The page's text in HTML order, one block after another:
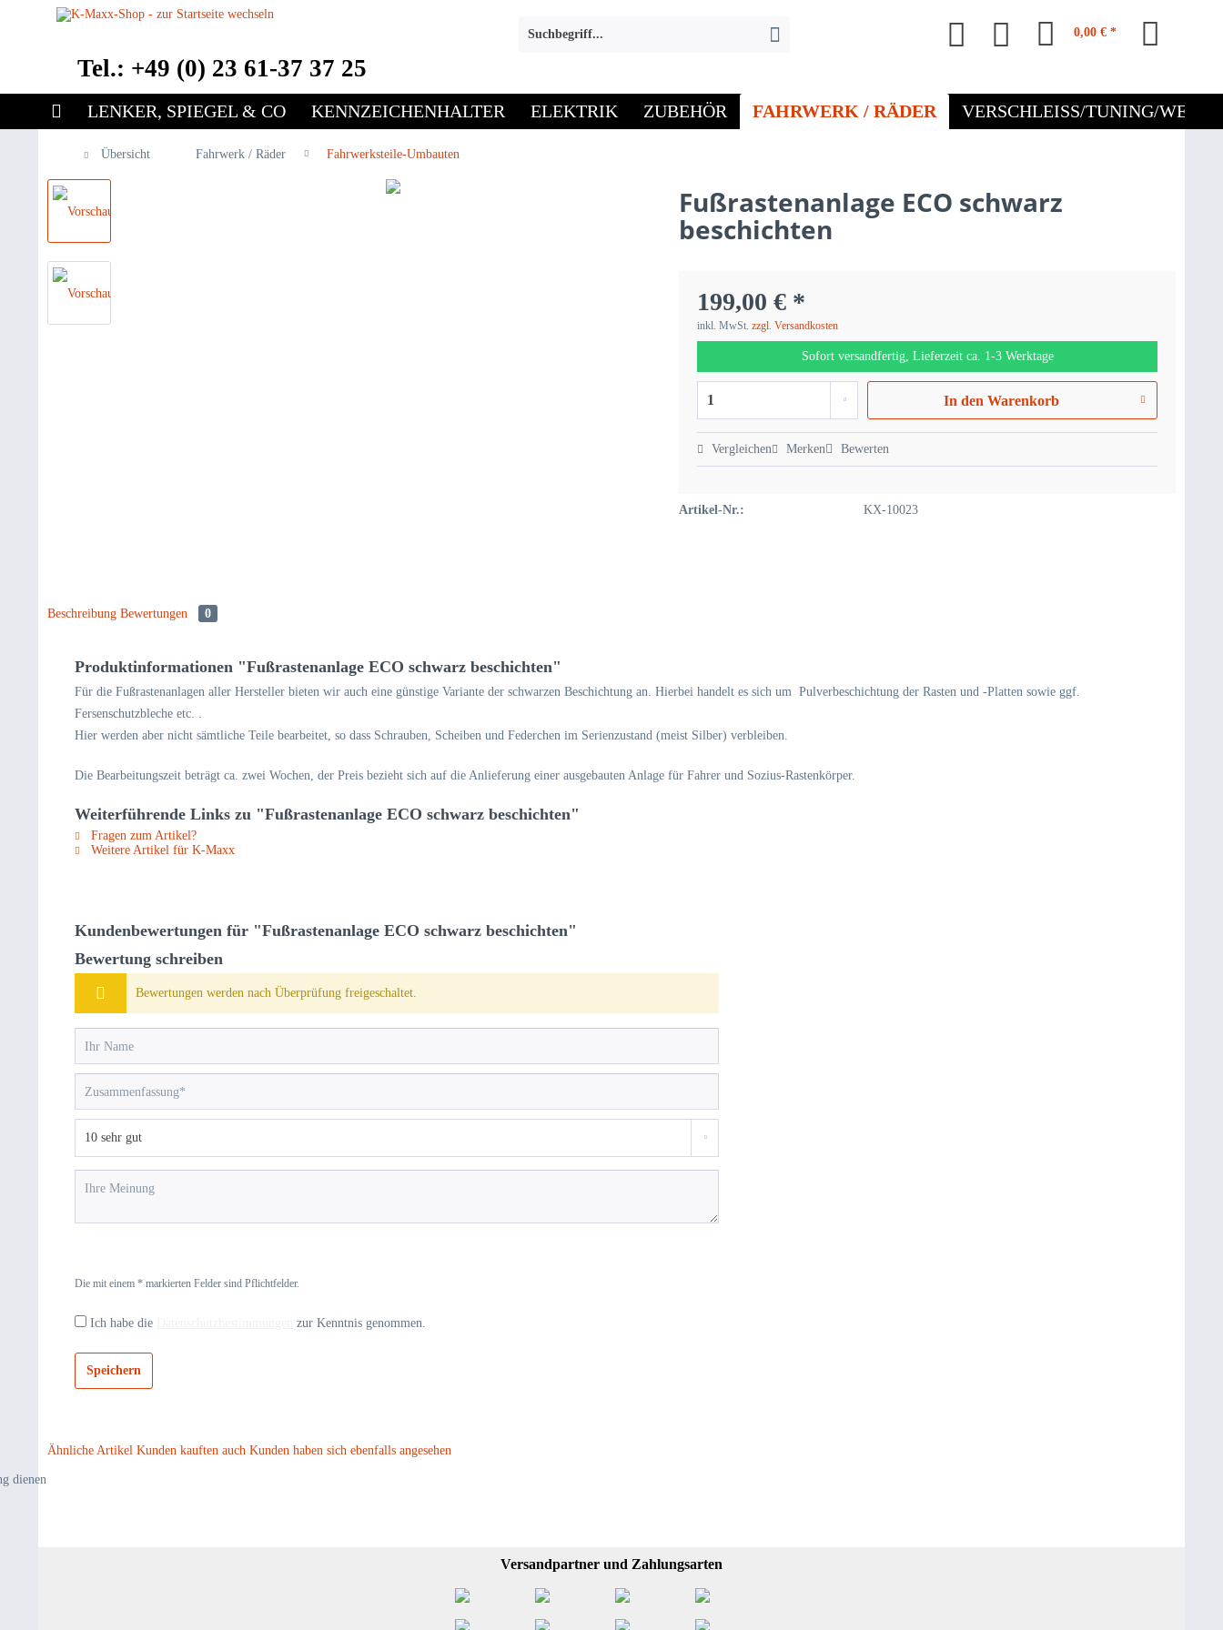
Tel.: +49 (0) 23 61-37 37 25
0,00 € *
LENKER, SPIEGEL & CO KENNZEICHENHALTER ELEKTRIK ZUBEHÖR FAHRWERK / RÄDER VERSCHLEISS/TUNING/
Übersicht Fahrwerk / Räder Fahrwerksteile-Umbauten
Fußrastenanlage ECO schwarz
beschichten
199,00 € *
inkl. MwSt.zzgl. Versandkosten
Sofort versandfertig, Lieferzeit ca. 1-3 Werktage
In den Warenkorb
Vergleichen Merken Bewerten
Artikel-Nr.: KX-10023
Beschreibung Bewertungen 0
Produktinformationen "Fußrastenanlage ECO schwarz beschichten"
Für die Fußrastenanlagen aller Hersteller bieten wir auch eine günstige Variante der schwarzen Beschichtung an. Hierbei handelt es sich um Pulverbeschichtung der Rasten und -Platten sowie ggf.
Fersenschutzbleche etc. .
Hier werden aber nicht sämtliche Teile bearbeitet, so dass Schrauben, Scheiben und Federchen im Serienzustand (meist Silber) verbleiben.
Die Bearbeitungszeit beträgt ca. zwei Wochen, der Preis bezieht sich auf die Anlieferung einer ausgebauten Anlage für Fahrer und Sozius-Rastenkörper.
Weiterführende Links zu "Fußrastenanlage ECO schwarz beschichten"
Fragen zum Artikel?
Weitere Artikel für K-Maxx
Kundenbewertungen für "Fußrastenanlage ECO schwarz beschichten"
Bewertung schreiben
Bewertungen werden nach Überprüfung freigeschaltet.
Die mit einem * markierten Felder sind Pflichtfelder.
Ich habe die zur Kenntnis genommen.
Speichern
Ähnliche Artikel Kunden kauften auch Kunden haben sich ebenfalls angesehen
dienen
Versandpartner und Zahlungsarten